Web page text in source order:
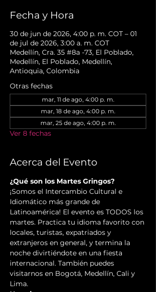
Fecha y Hora
30 de jun de 2026, 4:00 p. m. COT – 01
de jul de 2026, 3:00 a. m. COT
Medellín, Cra. 35 #8a -73, El Poblado,
Medellín, El Poblado, Medellín,
Antioquia, Colombia
Otras fechas
mar, 11 de ago, 4:00 p. m.
mar, 18 de ago, 4:00 p. m.
mar, 25 de ago, 4:00 p. m.
Ver 8 fechas
Acerca del Evento
¿Qué son los Martes Gringos?
¡Somos el Intercambio Cultural e
Idiomático más grande de
Latinoamérica! El evento es TODOS los
martes. Practica tu idioma favorito con
locales, turistas, expatriados y
extranjeros en general, y termina la
noche divirtiéndote en una fiesta
internacional. También puedes
visitarnos en Bogotá, Medellín, Cali y
Lima.